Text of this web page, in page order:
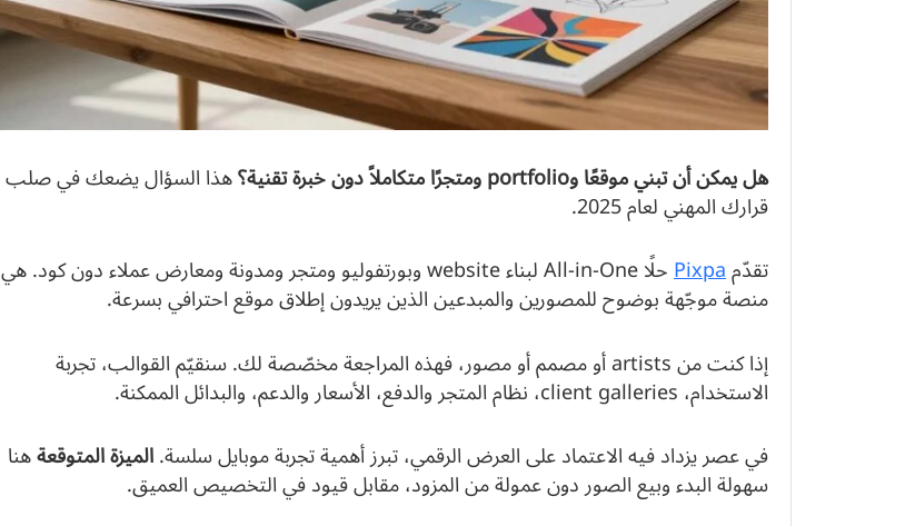
هل يمكن أن تبني موقعًا وportfolio ومتجرًا متكاملاً دون خبرة تقنية؟ هذا السؤال يضعك في صلب
قرارك المهني لعام 2025.
تقدّمPixpa حلًا All‑in‑One لبناء website وبورتفوليو ومتجر ومدونة ومعارض عملاء دون كود. هي
منصة موجّهة بوضوح للمصورين والمبدعين الذين يريدون إطلاق موقع احترافي بسرعة.
إذا كنت من artists أو مصمم أو مصور، فهذه المراجعة مخصّصة لك. سنقيّم القوالب، تجربة
الاستخدام، client galleries، نظام المتجر والدفع، الأسعار والدعم، والبدائل الممكنة.
في عصر يزداد فيه الاعتماد على العرض الرقمي، تبرز أهمية تجربة موبايل سلسة.الميزة المتوقعةهنا
سهولة البدء وبيع الصور دون عمولة من المزود، مقابل قيود في التخصيص العميق.